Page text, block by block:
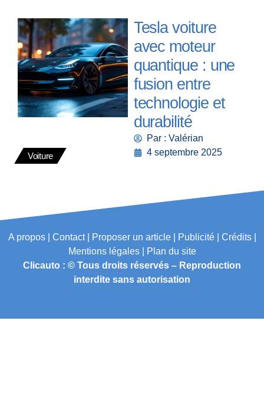
Voiture
Tesla voiture
avec moteur
quantique : une
fusion entre
technologie et
durabilité
Par : Valérian
4 septembre 2025
A propos | Contact | Proposer un article | Publicité | Crédits |
Mentions légales |
Plan du site
Clicauto : © Tous droits réservés – Reproduction
interdite sans autorisation